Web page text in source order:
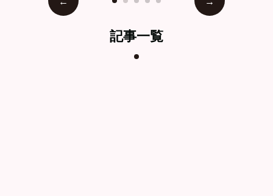
記事一覧